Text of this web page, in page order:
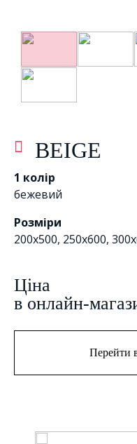
BEIGE
1 колір
бежевий
Розміри
200x500, 250x600,
Цiна
в онлайн-
Перейти